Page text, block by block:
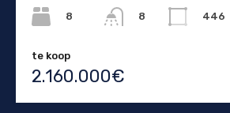
8
8
446
te koop
2.160.000€